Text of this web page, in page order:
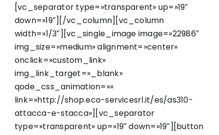
[vc_separator type=»transparent» up=»19″
down=»19″][/vc_column][vc_column
width=»1/3″][vc_single_image image=»22986″
img_size=»medium» alignment=»center»
onclick=»custom_link»
img_link_target=»_blank»
qode_css_animation=»»
link=»http://shop.eco-servicesrl.it/es/as310-
attacca-e-stacca»][vc_separator
type=»transparent» up=»19″ down=»19″][button